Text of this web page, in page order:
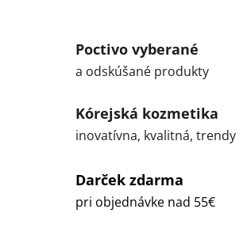
Poctivo vyberané
a odskúšané produkty
Kórejská kozmetika
inovatívna, kvalitná, trendy
Darček zdarma
pri objednávke nad 55€